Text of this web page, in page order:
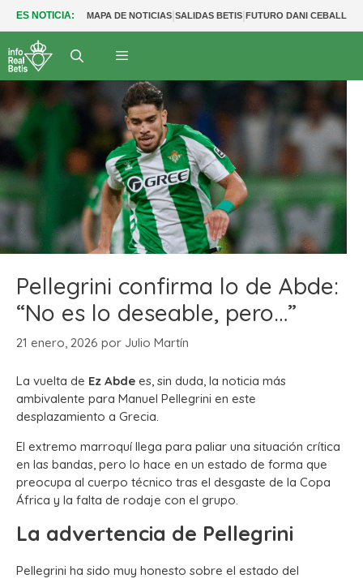
ES NOTICIA: MAPA DE NOTICIAS|SALIDAS BETIS|FUTURO DANI CEBALLOS
Pellegrini confirma lo de Abde:
“No es lo deseable, pero…”
21 enero, 2026 por Julio Martín
La vuelta de Ez Abde es, sin duda, la noticia más
ambivalente para Manuel Pellegrini en este
desplazamiento a Grecia.
El extremo marroquí llega para paliar una situación crítica
en las bandas, pero lo hace en un estado de forma que
preocupa al cuerpo técnico tras el desgaste de la Copa
África y la falta de rodaje con el grupo.
La advertencia de Pellegrini
Pellegrini ha sido muy honesto sobre el estado del